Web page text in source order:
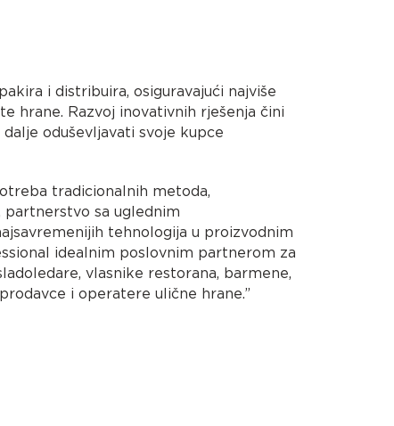
i distribuira, osiguravajući najviše
hrane. Razvoj inovativnih rješenja čini
oduševljavati svoje kupce
tradicionalnih metoda,
partnerstvo sa uglednim
tehnologija u proizvodnim
idealnim poslovnim partnerom za
vlasnike restorana, barmene,
i operatere ulične hrane.”